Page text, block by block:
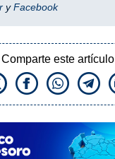
yFacebook
Comparte este artículo